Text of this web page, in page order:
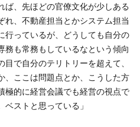
ば、先ほどの官僚文化が少しある
れ、不動産担当とかシステム担当
行っているが、どうしても自分の
務も常務もしているなという傾向
で自分のテリトリーを超えて、
、ここは問題点とか、こうした方
極的に経営会議でも経営の視点で
ストと思っている」